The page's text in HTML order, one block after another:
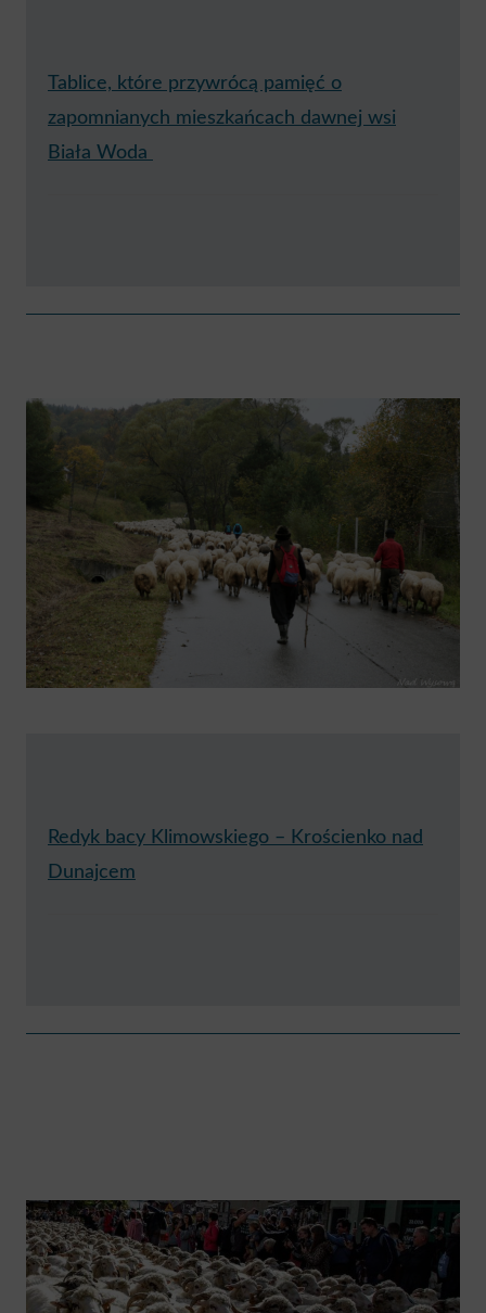
Tablice, które przywrócą pamięć o
zapomnianych mieszkańcach dawnej wsi
Biała Woda
Redyk bacy Klimowskiego – Krościenko nad
Dunajcem